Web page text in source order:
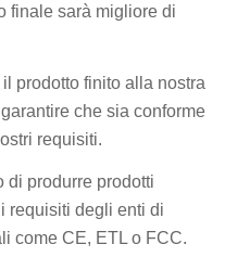
finale sarà migliore di
prodotto finito alla nostra
che sia conforme
requisiti.
di produrre prodotti
requisiti degli enti di
come CE, ETL o FCC.